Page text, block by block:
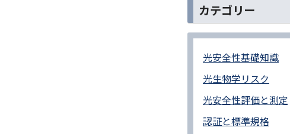
カテゴリー
光安全性基礎知識
光生物学リスク
光安全性評価と測定
認証と標準規格